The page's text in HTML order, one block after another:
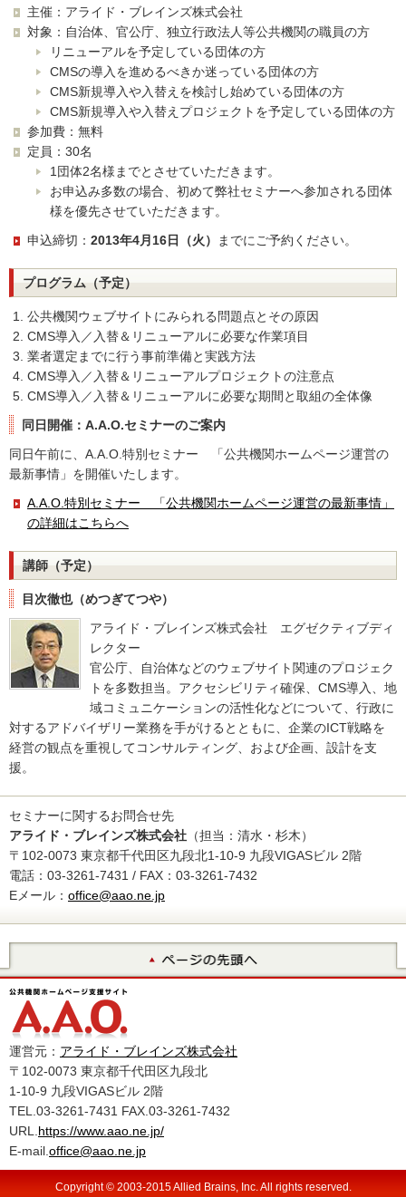
主催：アライド・ブレインズ株式会社
対象：自治体、官公庁、独立行政法人等公共機関の職員の方
リニューアルを予定している団体の方
CMSの導入を進めるべきか迷っている団体の方
CMS新規導入や入替えを検討し始めている団体の方
CMS新規導入や入替えプロジェクトを予定している団体の方
参加費：無料
定員：30名
1団体2名様までとさせていただきます。
お申込み多数の場合、初めて弊社セミナーへ参加される団体
様を優先させていただきます。
申込締切： 2013年4月16日（火） までにご予約ください。
プログラム（予定）
公共機関ウェブサイトにみられる問題点とその原因
CMS導入／入替＆リニューアルに必要な作業項目
業者選定までに行う事前準備と実践方法
CMS導入／入替＆リニューアルプロジェクトの注意点
CMS導入／入替＆リニューアルに必要な期間と取組の全体像
同日開催：A.A.O.セミナーのご案内
同日午前に、A.A.O.特別セミナー 「公共機関ホームページ運営の
最新事情」を開催いたします。
A.A.O.特別セミナー 「公共機関ホームページ運営の最新事情」
の詳細はこちらへ
講師（予定）
目次徹也（めつぎてつや）
アライド・ブレインズ株式会社 エグゼクティブディ
レクター
官公庁、自治体などのウェブサイト関連のプロジェク
トを多数担当。アクセシビリティ確保、CMS導入、地
域コミュニケーションの活性化などについて、行政に
対するアドバイザリー業務を手がけるとともに、企業のICT戦略を
経営の観点を重視してコンサルティング、および企画、設計を支
援。
セミナーに関するお問合せ先
アライド・ブレインズ株式会社 （担当：清水・杉木）
〒102-0073 東京都千代田区九段北1-10-9 九段VIGASビル 2階
電話：03-3261-7431 / FAX：03-3261-7432
Eメール： office@aao.ne.jp
運営元： アライド・ブレインズ株式会社
〒102-0073 東京都千代田区九段北
1-10-9 九段VIGASビル 2階
TEL.03-3261-7431 FAX.03-3261-7432
URL. https://www.aao.ne.jp/
E-mail. office@aao.ne.jp
Copyright © 2003-2015 Allied Brains, Inc. All rights reserved.